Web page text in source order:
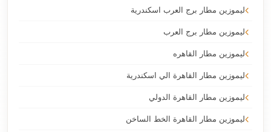
ليموزين مطار برج العرب اسكندرية
ليموزين مطار برج العرب
ليموزين مطار القاهره
ليموزين مطار القاهرة الي اسكندرية
ليموزين مطار القاهرة الدولي
ليموزين مطار القاهرة الخط الساخن